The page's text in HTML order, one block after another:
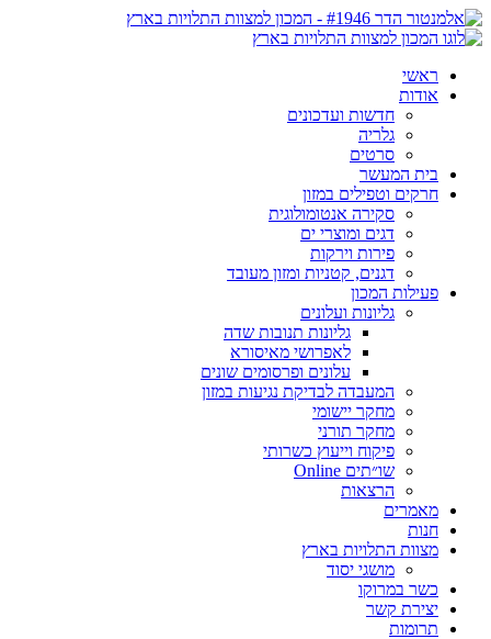
ראשי
אודות
חדשות ועדכונים
גלריה
סרטים
בית המעשר
חרקים וטפילים במזון
סקירה אנטומולוגית
דגים ומוצרי ים
פירות וירקות
דגנים, קטניות ומזון מעובד
פעילות המכון
גליונות ועלונים
גליונות תנובות שדה
לאפרושי מאיסורא
עלונים ופרסומים שונים
המעבדה לבדיקת נגיעות במזון
מחקר יישומי
מחקר תורני
פיקוח וייעוץ כשרותי
שו״תים Online
הרצאות
מאמרים
חנות
מצוות התלויות בארץ
מושגי יסוד
כשר במרוקו
יצירת קשר
תרומות